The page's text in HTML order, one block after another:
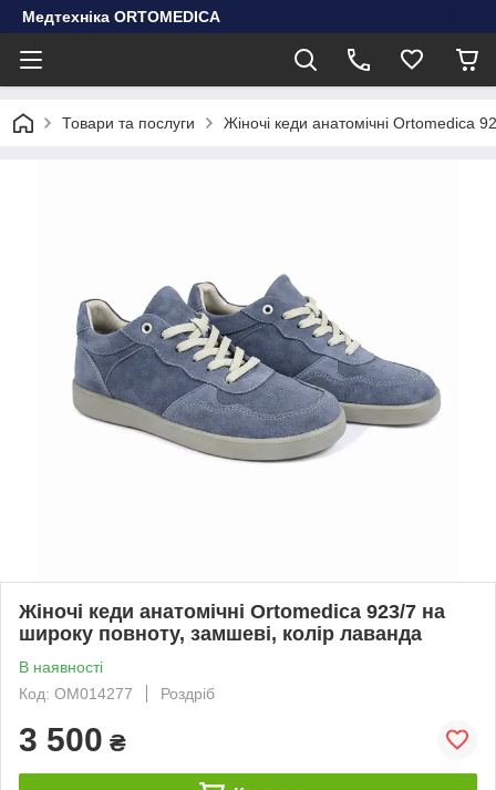
Медтехніка ORTOMEDICA
Товари та послуги Жіночі кеди анатомічні Ortomedica
Жіночі кеди анатомічні Ortomedica 923/7 на
широку повноту, замшеві, колір лаванда
В наявності
Код: ОМ014277
Роздріб
3 500 ₴